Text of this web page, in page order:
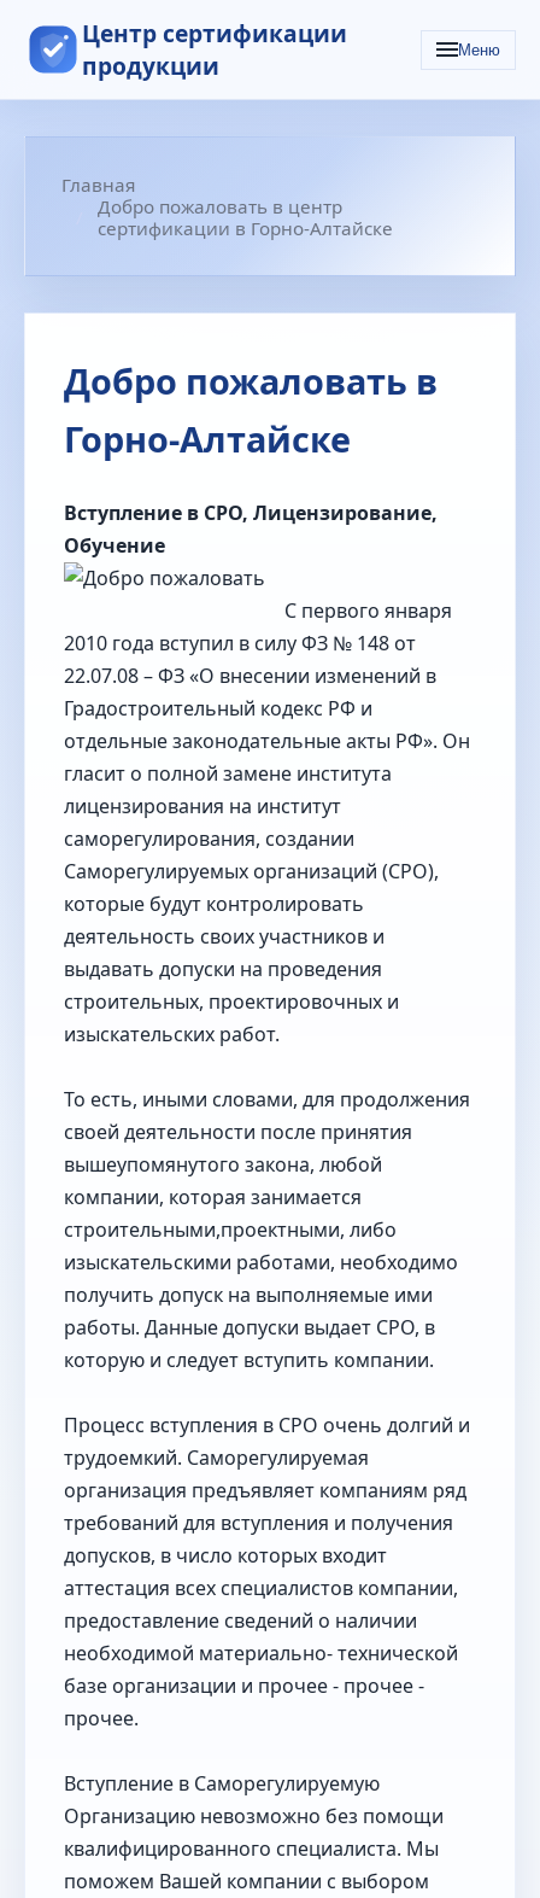
Центр сертификации
продукции
Меню
Главная
Добро пожаловать в центр
сертификации в Горно-Алтайске
Добро пожаловать в
Горно-Алтайске
Вступление в СРО, Лицензирование,
Обучение
С первого января
2010 года вступил в силу ФЗ № 148 от
22.07.08 – ФЗ «О внесении изменений в
Градостроительный кодекс РФ и
отдельные законодательные акты РФ». Он
гласит о полной замене института
лицензирования на институт
саморегулирования, создании
Саморегулируемых организаций (СРО),
которые будут контролировать
деятельность своих участников и
выдавать допуски на проведения
строительных, проектировочных и
изыскательских работ.
То есть, иными словами, для продолжения
своей деятельности после принятия
вышеупомянутого закона, любой
компании, которая занимается
строительными,проектными, либо
изыскательскими работами, необходимо
получить допуск на выполняемые ими
работы. Данные допуски выдает СРО, в
которую и следует вступить компании.
Процесс вступления в СРО очень долгий и
трудоемкий. Саморегулируемая
организация предъявляет компаниям ряд
требований для вступления и получения
допусков, в число которых входит
аттестация всех специалистов компании,
предоставление сведений о наличии
необходимой материально- технической
базе организации и прочее - прочее -
прочее.
Вступление в Саморегулируемую
Организацию невозможно без помощи
квалифицированного специалиста. Мы
поможем Вашей компании с выбором